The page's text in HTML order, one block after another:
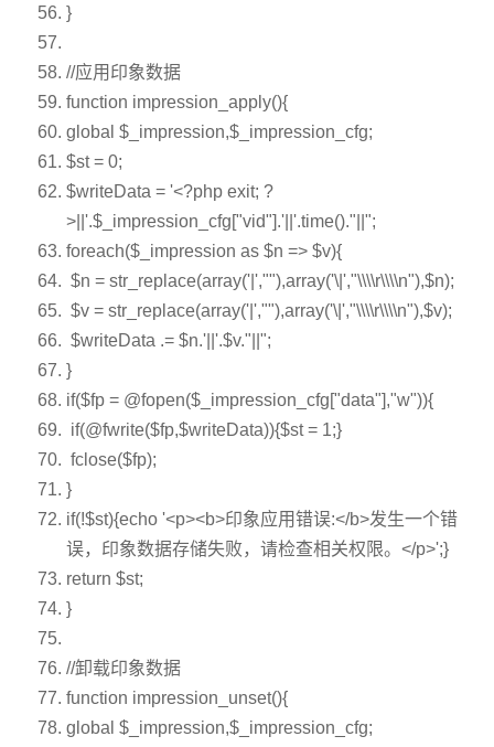
}
//应用印象数据
function impression_apply(){
global $_impression,$_impression_cfg;
$st= 0;
$writeData = '<?php exit; ?
>||'.$_impression_cfg["vid"].'||'.time()."||";
foreach($_impression as $n => $v){
$n = str_replace(array('|',""),array('\|',"\\\\r\\\\n"),$n);
$v = str_replace(array('|',""),array('\|',"\\\\r\\\\n"),$v);
$writeData .= $n.'||'.$v."||";
}
if($fp = @fopen($_impression_cfg["data"],"w")){
if(@fwrite($fp,$writeData)){$st= 1;}
fclose($fp);
}
if(!$st){echo '<p><b>印象应用错误:</b>发生一个错
误，印象数据存储失败，请检查相关权限。</p>';}
return $st;
}
//卸载印象数据
function impression_unset(){
global $_impression,$_impression_cfg;